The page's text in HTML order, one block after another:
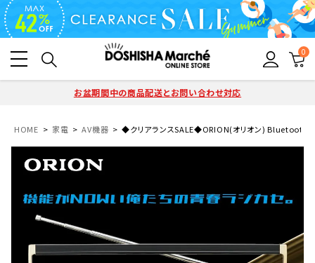
0
お盆期間中の商品配送とお問い合わせ対応
HOME 家電 AV機器 ◆クリアランスSALE◆ORION(オリオン)